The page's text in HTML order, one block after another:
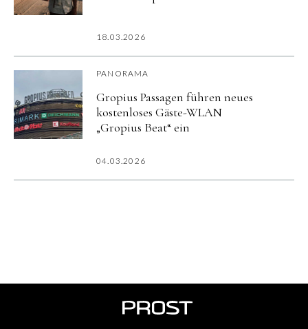
18.03.2026
PANORAMA
Gropius Passagen führen neues
kostenloses Gäste-WLAN
„Gropius Beat“ ein
04.03.2026